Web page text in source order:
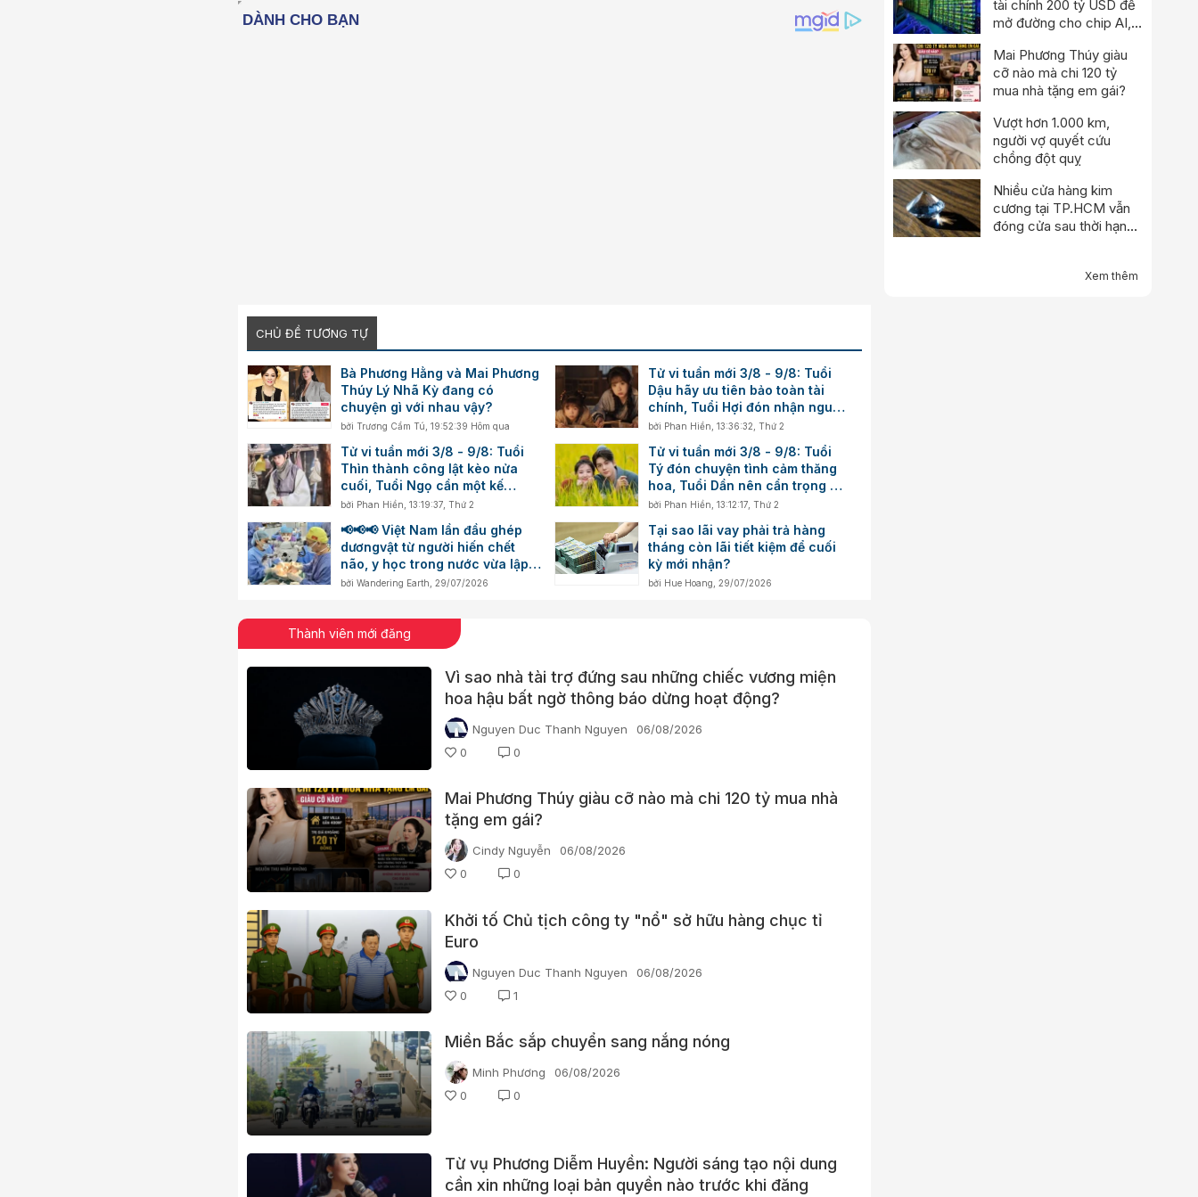
CHỦ ĐỀ TƯƠNG TỰ
Bà Phương Hằng và Mai Phương
Thúy Lý Nhã Kỳ đang có
chuyện gì với nhau vậy?
bởi Trương Cẩm Tú 19:52:39 Hôm qua
Tử vi tuần mới 3/8 - 9/8: Tuổi
Dậu hãy ưu tiên bảo toàn tài
chính, Tuổi Hợi đón nhận nguồn
cảm hứng trong công việc
bởi Phan Hiền 13:36:32, Thứ 2
Tử vi tuần mới 3/8 - 9/8: Tuổi
Thìn thành công lật kèo nửa
cuối, Tuổi Ngọ cần một kế
hoạch chi tiêu
bởi Phan Hiền 13:19:37, Thứ 2
Tử vi tuần mới 3/8 - 9/8: Tuổi
Tý đón chuyện tình cảm thăng
hoa, Tuổi Dần nên cẩn trọng với
biến động số dư
bởi Phan Hiền 13:12:17, Thứ 2
📢📢📢 Việt Nam lần đầu ghép
dươngvật từ người hiến chết
não, y học trong nước vừa lập
thêm một cột mốc mới
bởi Wandering Earth 29/07/2026
Tại sao lãi vay phải trả hàng
tháng còn lãi tiết kiệm để cuối
kỳ mới nhận?
bởi Hue Hoang 29/07/2026
Thành viên mới đăng
Vì sao nhà tài trợ đứng sau những chiếc vương miện
hoa hậu bất ngờ thông báo dừng hoạt động?
Nguyen Duc Thanh Nguyen
06/08/2026
0
0
Mai Phương Thúy giàu cỡ nào mà chi 120 tỷ mua nhà
tặng em gái?
Cindy Nguyễn
06/08/2026
0
0
Khởi tố Chủ tịch công ty "nổ" sở hữu hàng chục tỉ
Euro
Nguyen Duc Thanh Nguyen
06/08/2026
0
1
Miền Bắc sắp chuyển sang nắng nóng
Minh Phương
06/08/2026
0
0
Từ vụ Phương Diễm Huyền: Người sáng tạo nội dung
cần xin những loại bản quyền nào trước khi đăng
tài chính 200 tỷ USD để
mở đường cho chip AI,
Mai Phương Thúy giàu
cỡ nào mà chi 120 tỷ
mua nhà tặng em gái?
Vượt hơn 1.000 km,
người vợ quyết cứu
chồng đột quỵ
Nhiều cửa hàng kim
cương tại TP.HCM vẫn
đóng cửa sau thời hạn
Xem thêm